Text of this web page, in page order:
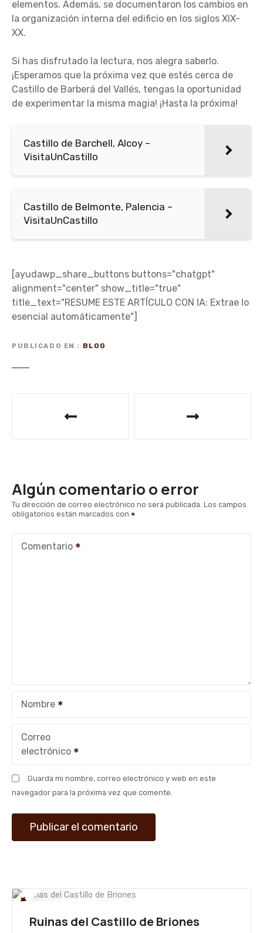
elementos. Además, se documentaron los cambios en
la organización interna del edificio en los siglos XIX-
XX.
Si has disfrutado la lectura, nos alegra saberlo.
¡Esperamos que la próxima vez que estés cerca de
Castillo de Barberá del Vallés, tengas la oportunidad
de experimentar la misma magia! ¡Hasta la próxima!
Castillo de Barchell, Alcoy –
VisitaUnCastillo
Castillo de Belmonte, Palencia –
VisitaUnCastillo
[ayudawp_share_buttons buttons="chatgpt"
alignment="center" show_title="true"
title_text="RESUME ESTE ARTÍCULO CON IA: Extrae lo
esencial automáticamente"]
PUBLICADO EN BLOG
g
a
n
a
d
a
Algún comentario o error
Tu dirección de correo electrónico no será publicada. Los campos
obligatorios están marcados con
Comentario
Nombre
Correo
electrónico
Guarda mi nombre, correo electrónico y web en este
navegador para la próxima vez que comente.
Ruinas del Castillo de Briones